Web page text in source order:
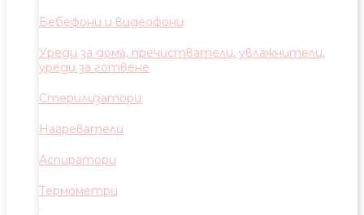
Бебефони и видеофони
Уреди за дома, пречистватели, увлажнители,
уреди за готвене
Стерилизатори
Нагреватели
Аспиратори
Термометри